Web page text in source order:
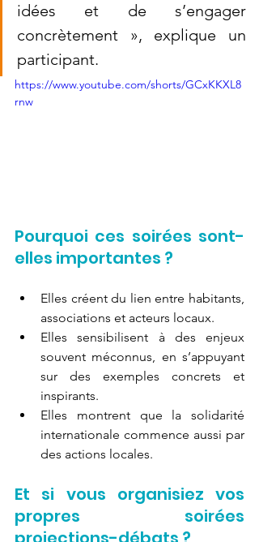
idées et de s’engager
concrètement », explique un
participant.
https://www.youtube.com/shorts/GCxKKXL8
rnw
Pourquoi ces soirées sont-
elles importantes ?
Elles créent du lien entre habitants,
associations et acteurs locaux.
Elles sensibilisent à des enjeux
souvent méconnus, en s’appuyant
sur des exemples concrets et
inspirants.
Elles montrent que la solidarité
internationale commence aussi par
des actions locales.
Et si vous organisiez vos
propres soirées